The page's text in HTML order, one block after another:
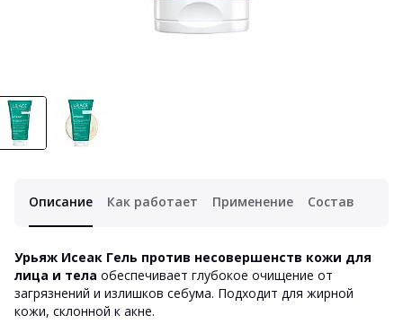
Описание Как работает Применение Состав
Урьяж Исеак Гель против несовершенств кожи для
лица и тела обеспечивает глубокое очищение от
загрязнений и излишков себума. Подходит для жирной
кожи, склонной к акне.